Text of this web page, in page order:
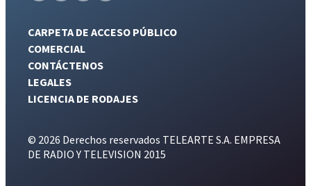
CARPETA DE ACCESO PÚBLICO
COMERCIAL
CONTÁCTENOS
LEGALES
LICENCIA DE RODAJES
© 2026 Derechos reservados TELEARTE S.A. EMPRESA
DE RADIO Y TELEVISION 2015